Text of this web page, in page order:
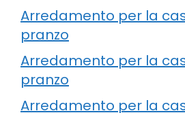
Arredamento per la
pranzo
Arredamento per la
pranzo
Arredamento per la